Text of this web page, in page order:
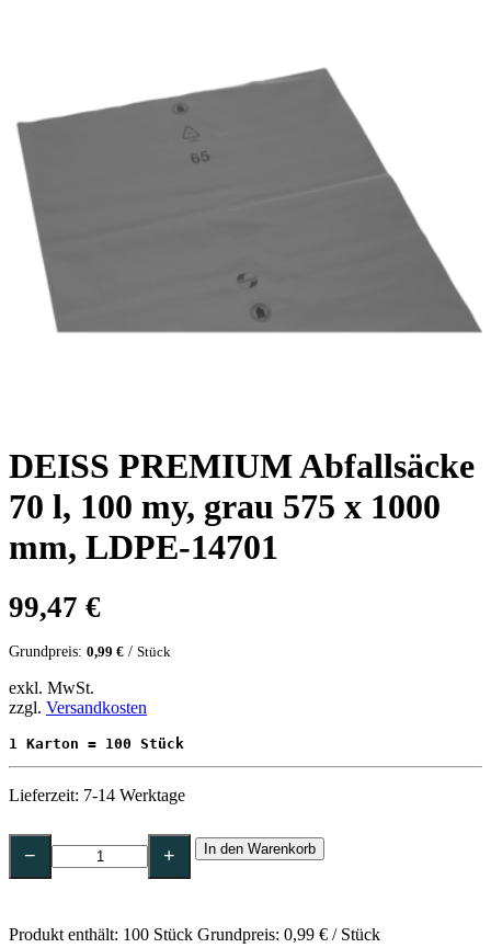
DEISS PREMIUM Abfallsäcke
70 l, 100 my, grau 575 x 1000
mm, LDPE-14701
99,47 €
Grundpreis: 0,99 € / Stück
exkl. MwSt.
zzgl. Versandkosten
1 Karton = 100 Stück
Lieferzeit: 7-14 Werktage
DEISS
PREMIUM
Abfallsäcke
100
− + In den Warenkorb
Produkt enthält: 100 Stück Grundpreis: 0,99 € / Stück